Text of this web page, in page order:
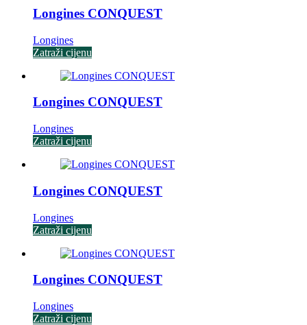
Longines CONQUEST
Longines
Zatraži cijenu
Longines CONQUEST
Longines
Zatraži cijenu
Longines CONQUEST
Longines
Zatraži cijenu
Longines CONQUEST
Longines
Zatraži cijenu